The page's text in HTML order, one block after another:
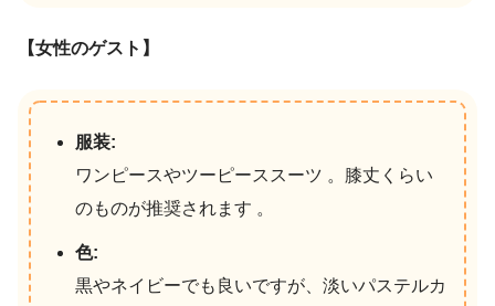
【女性のゲスト】
服装:
ワンピースやツーピーススーツ 。膝丈くらい
のものが推奨されます 。
色:
黒やネイビーでも良いですが、淡いパステルカ